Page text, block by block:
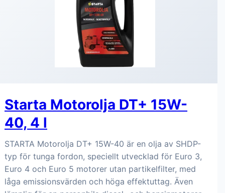
Starta Motorolja DT+ 15W-
40, 4 l
STARTA Motorolja DT+ 15W-40 är en olja av SHDP-
typ för tunga fordon, speciellt utvecklad för Euro 3,
Euro 4 och Euro 5 motorer utan partikelfilter, med
låga emissionsvärden och höga effektuttag. Även